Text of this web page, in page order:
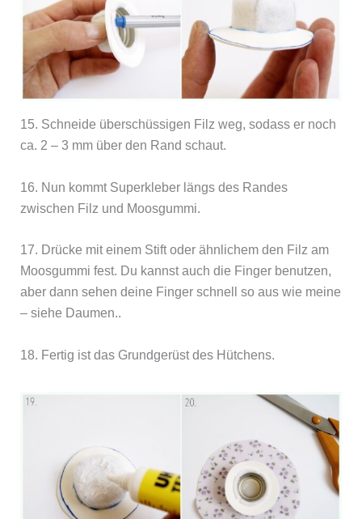
15. Schneide überschüssigen Filz weg, sodass er noch
ca. 2 – 3 mm über den Rand schaut.
16. Nun kommt Superkleber längs des Randes
zwischen Filz und Moosgummi.
17. Drücke mit einem Stift oder ähnlichem den Filz am
Moosgummi fest. Du kannst auch die Finger benutzen,
aber dann sehen deine Finger schnell so aus wie meine
– siehe Daumen..
18. Fertig ist das Grundgerüst des Hütchens.